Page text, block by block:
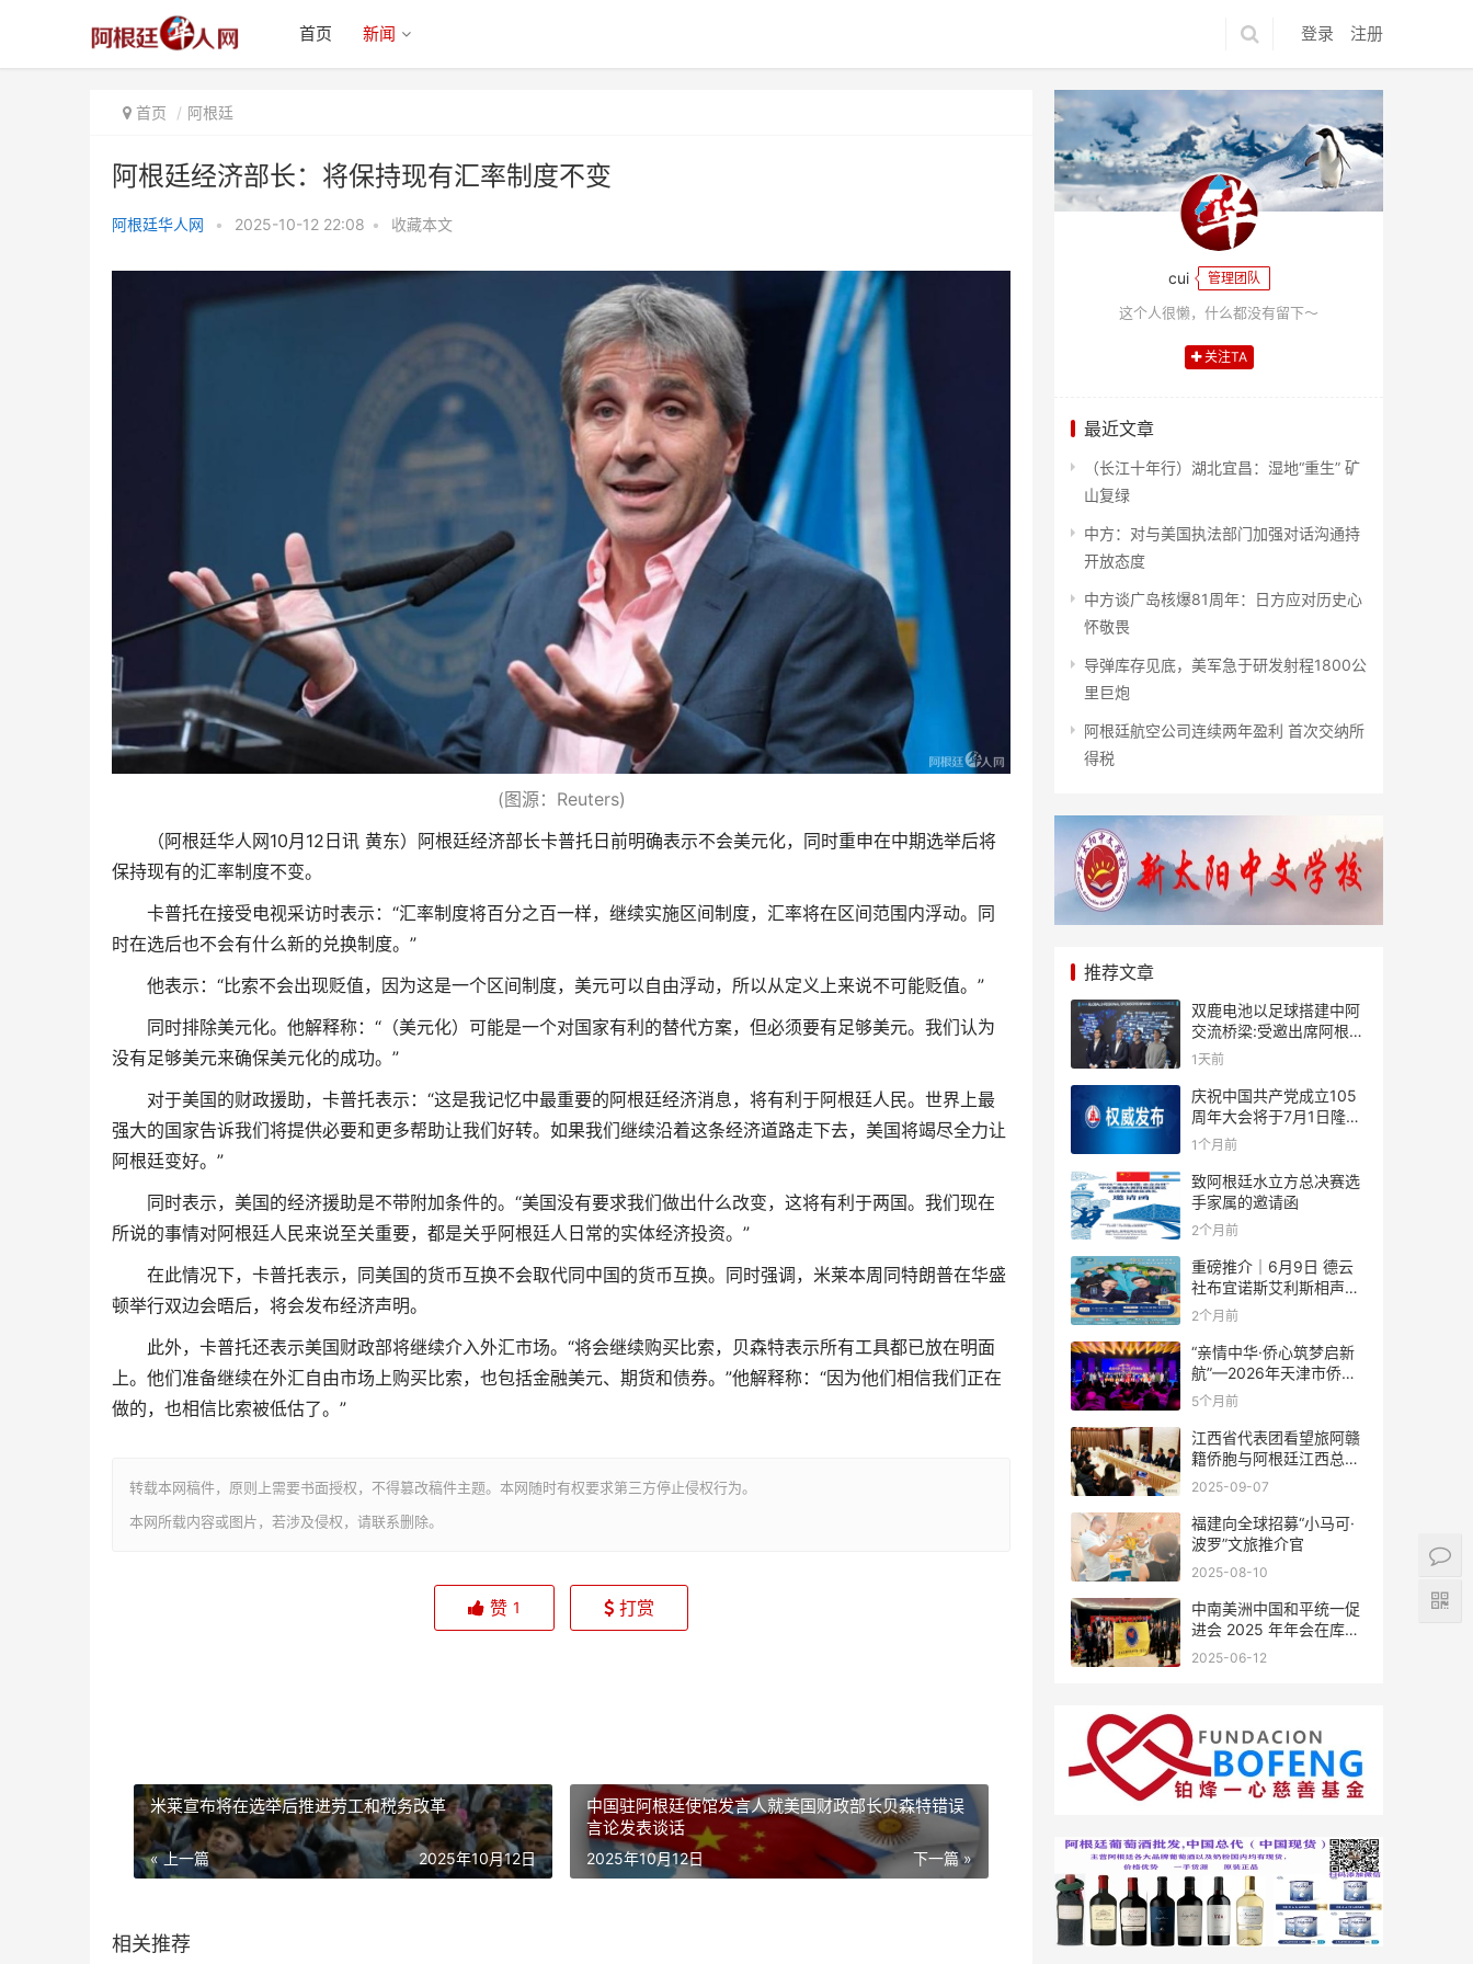
登录 注册
首页 新闻
首页 阿根廷
阿根廷经济部长：将保持现有汇率制度不变
阿根廷华人网 • 2025-10-12 22:08 • 收藏本文
(图源：Reuters)
（阿根廷华人网10月12日讯 黄东）阿根廷经济部长卡普托日前明确表示不会美元化，同时重申在中期选举后将
保持现有的汇率制度不变。
卡普托在接受电视采访时表示：“汇率制度将百分之百一样，继续实施区间制度，汇率将在区间范围内浮动。同
时在选后也不会有什么新的兑换制度。”
他表示：“比索不会出现贬值，因为这是一个区间制度，美元可以自由浮动，所以从定义上来说不可能贬值。”
同时排除美元化。他解释称：“（美元化）可能是一个对国家有利的替代方案，但必须要有足够美元。我们认为
没有足够美元来确保美元化的成功。”
对于美国的财政援助，卡普托表示：“这是我记忆中最重要的阿根廷经济消息，将有利于阿根廷人民。世界上最
强大的国家告诉我们将提供必要和更多帮助让我们好转。如果我们继续沿着这条经济道路走下去，美国将竭尽全力让
阿根廷变好。”
同时表示，美国的经济援助是不带附加条件的。“美国没有要求我们做出什么改变，这将有利于两国。我们现在
所说的事情对阿根廷人民来说至关重要，都是关乎阿根廷人日常的实体经济投资。”
在此情况下，卡普托表示，同美国的货币互换不会取代同中国的货币互换。同时强调，米莱本周同特朗普在华盛
顿举行双边会晤后，将会发布经济声明。
此外，卡普托还表示美国财政部将继续介入外汇市场。“将会继续购买比索，贝森特表示所有工具都已放在明面
上。他们准备继续在外汇自由市场上购买比索，也包括金融美元、期货和债券。”他解释称：“因为他们相信我们正在
做的，也相信比索被低估了。”
转载本网稿件，原则上需要书面授权，不得篡改稿件主题。本网随时有权要求第三方停止侵权行为。
本网所载内容或图片，若涉及侵权，请联系删除。
赞 1 打赏
米莱宣布将在选举后推进劳工和税务改革
« 上一篇 2025年10月12日
中国驻阿根廷使馆发言人就美国财政部长贝森特错误
言论发表谈话
下一篇 »
2025年10月12日
相关推荐
cui 管理团队
这个人很懒，什么都没有留下～
关注TA
最近文章
（长江十年行）湖北宜昌：湿地“重生” 矿
山复绿
中方：对与美国执法部门加强对话沟通持
开放态度
中方谈广岛核爆81周年：日方应对历史心
怀敬畏
导弹库存见底，美军急于研发射程1800公
里巨炮
阿根廷航空公司连续两年盈利 首次交纳所
得税
推荐文章
双鹿电池以足球搭建中阿
交流桥梁:受邀出席阿根廷
足协赞助商招待会！
1天前
庆祝中国共产党成立105
周年大会将于7月1日隆重
举行
1个月前
致阿根廷水立方总决赛选
手家属的邀请函
2个月前
重磅推介｜6月9日 德云
社布宜诺斯艾利斯相声专
场！国风曲艺邂逅南美风
结！
2个月前
“亲情中华·侨心筑梦启新
航”—2026年天津市侨界
新春联谊活动成功举办
5个月前
江西省代表团看望旅阿赣
籍侨胞与阿根廷江西总商
会座谈
2025-09-07
福建向全球招募“小马可·
波罗”文旅推介官
2025-08-10
中南美洲中国和平统一促
进会 2025 年年会在库拉
索圆满举行，共绘反“独”
2025-06-12